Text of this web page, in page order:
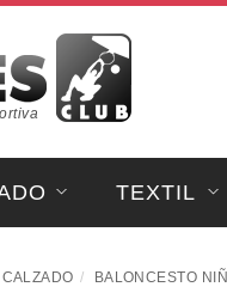
TEXTIL
CALZADO BALONCESTO